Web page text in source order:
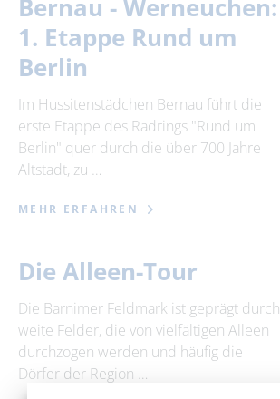
Bernau - Werneuchen:
1. Etappe Rund um
Berlin
Im Hussitenstädchen Bernau führt die
erste Etappe des Radrings "Rund um
Berlin" quer durch die über 700 Jahre
Altstadt, zu …
MEHR ERFAHREN
Die Alleen-Tour
Die Barnimer Feldmark ist geprägt durch
weite Felder, die von vielfältigen Alleen
durchzogen werden und häufig die
Dörfer der Region …